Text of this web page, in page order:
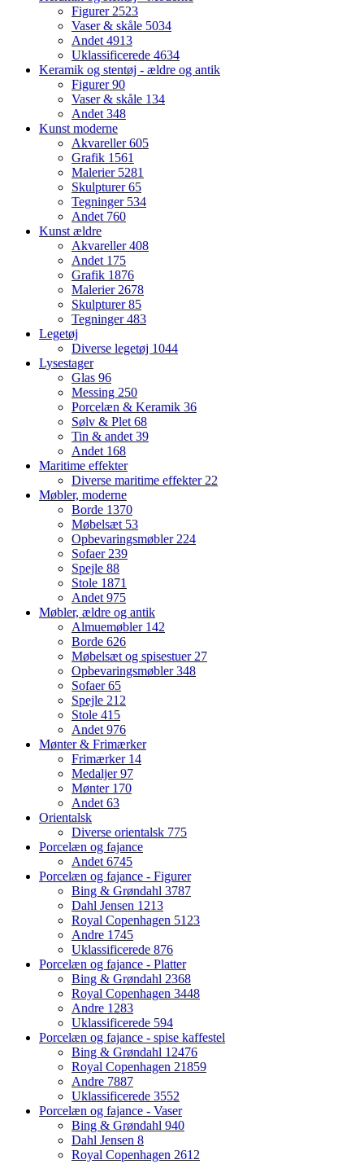
Figurer2523
Vaser & skåle 5034
Andet4913
Uklassificerede 4634
Keramik og stentøj - ældre og antik
Figurer90
Vaser & skåle 134
Andet348
Kunst moderne
Akvareller605
Grafik 1561
Malerier 5281
Skulpturer65
Tegninger 534
Andet 760
Kunst ældre
Akvareller408
Andet 175
Grafik 1876
Malerier2678
Skulpturer85
Tegninger483
Legetøj
Diverse legetøj 1044
Lysestager
Glas 96
Messing 250
Porcelæn & Keramik 36
Sølv & Plet68
Tin & andet39
Andet 168
Maritime effekter
Diverse maritime effekter22
Møbler, moderne
Borde 1370
Møbelsæt 53
Opbevaringsmøbler224
Sofaer239
Spejle 88
Stole 1871
Andet975
Møbler, ældre og antik
Almuemøbler 142
Borde 626
Møbelsæt og spisestuer27
Opbevaringsmøbler348
Sofaer65
Spejle 212
Stole 415
Andet976
Mønter & Frimærker
Frimærker 14
Medaljer97
Mønter 170
Andet63
Orientalsk
Diverse orientalsk 775
Porcelæn og fajance
Andet6745
Porcelæn og fajance - Figurer
Bing & Grøndahl 3787
Dahl Jensen 1213
Royal Copenhagen 5123
Andre 1745
Uklassificerede 876
Porcelæn og fajance - Platter
Bing & Grøndahl 2368
Royal Copenhagen 3448
Andre 1283
Uklassificerede 594
Porcelæn og fajance - spise kaffestel
Bing & Grøndahl 12476
Royal Copenhagen 21859
Andre 7887
Uklassificerede 3552
Porcelæn og fajance - Vaser
Bing & Grøndahl 940
Dahl Jensen 8
Royal Copenhagen 2612